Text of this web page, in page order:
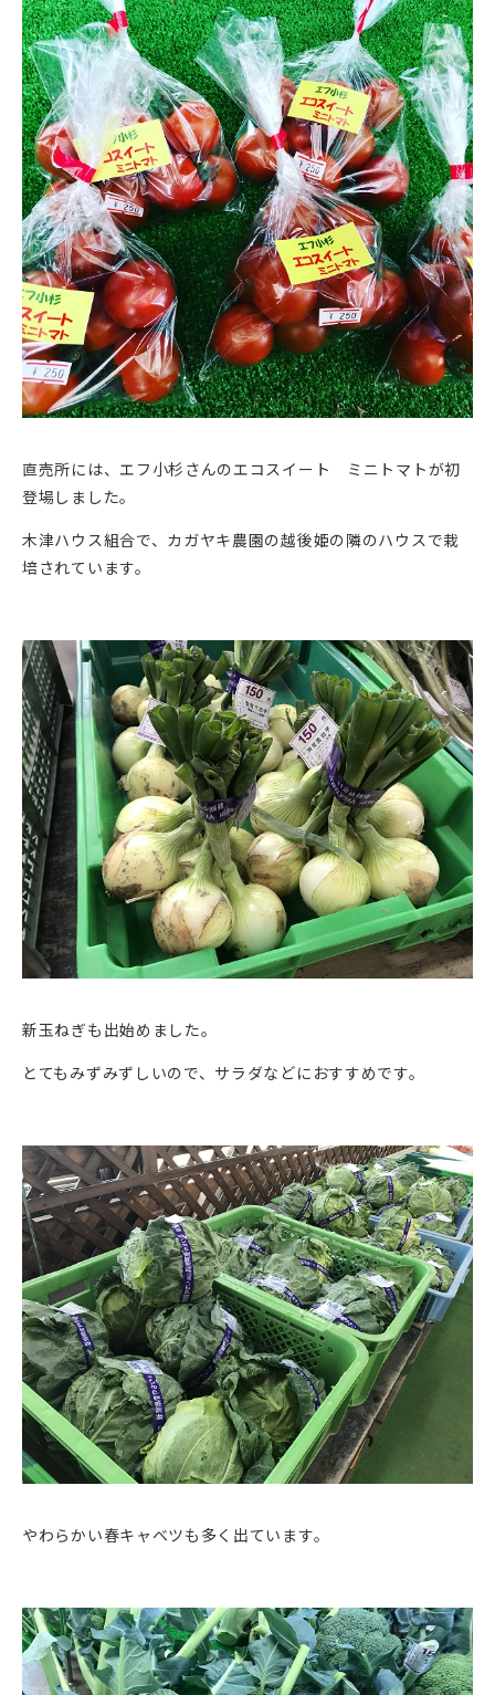
直売所には、エフ小杉さんのエコスイート ミニトマトが初
登場しました。
木津ハウス組合で、カガヤキ農園の越後姫の隣のハウスで栽
培されています。
新玉ねぎも出始めました。
とてもみずみずしいので、サラダなどにおすすめです。
やわらかい春キャベツも多く出ています。